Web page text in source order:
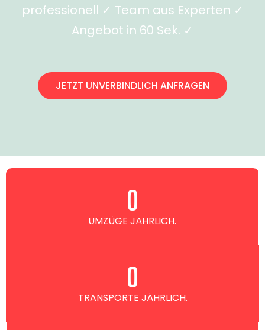
professionell ✓ Team aus Experten ✓
Angebot in 60 Sek. ✓
JETZT UNVERBINDLICH ANFRAGEN
UMZÜGE JÄHRLICH.
0
TRANSPORTE JÄHRLICH.
0